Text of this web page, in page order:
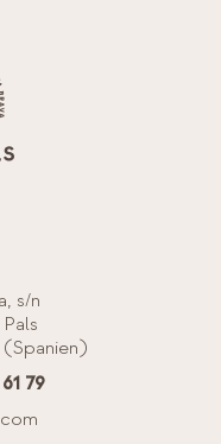
s/n
79